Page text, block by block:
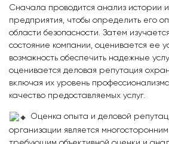
Сначала проводится анализ истории
предприятия, чтобы определить его
области безопасности. Затем
состояние компании, оценивается ее
возможность обеспечить надежные
оценивается деловая репутация
включая их уровень
качество предоставляемых услуг.
Оценка опыта и деловой
организации является